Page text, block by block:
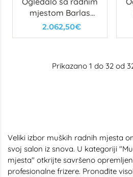
mjestom Barlas
Basic
2.062,50€
Prikazano 1 do 32 od
Veliki izbor muških radnih mjesta
svoj salon iz snova. U kategoriji
mjesta" otkrijte savršeno
profesionalne frizere. Pronađite